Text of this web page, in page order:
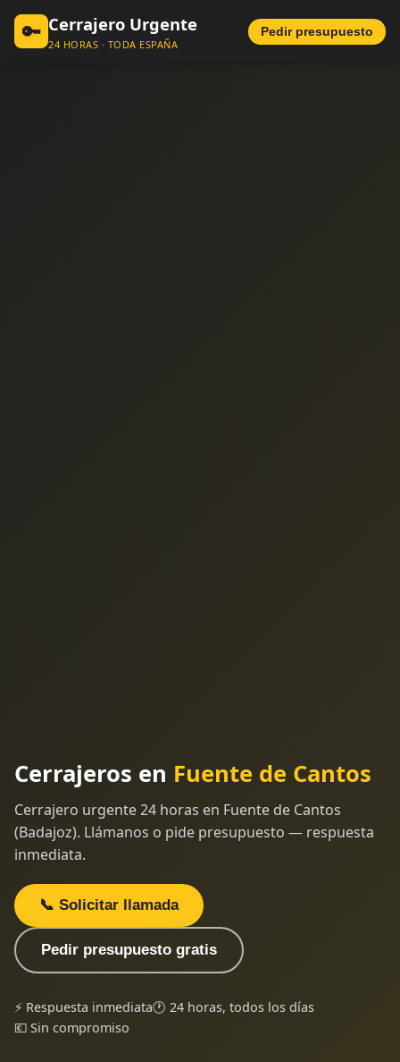
🔑 Cerrajero Urgente
24 HORAS · TODA ESPAÑA
Pedir presupuesto
Cerrajeros en Fuente de Cantos
Cerrajero urgente 24 horas en Fuente de Cantos
(Badajoz). Llámanos o pide presupuesto — respuesta
inmediata.
📞 Solicitar llamada
Pedir presupuesto gratis
⚡ Respuesta inmediata🕐 24 horas, todos los días
💶 Sin compromiso